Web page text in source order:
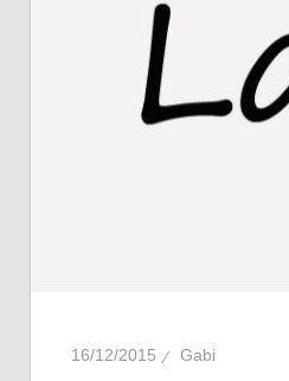
16/12/2015 Gabi